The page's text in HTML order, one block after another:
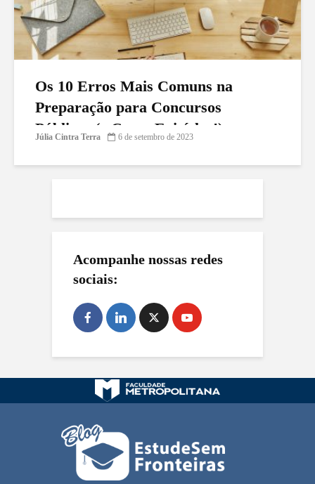
Os 10 Erros Mais Comuns na
Preparação para Concursos
Públicos (e Como Evitá-los!)
Júlia Cintra Terra 6 de setembro de 2023
Acompanhe nossas redes
sociais: